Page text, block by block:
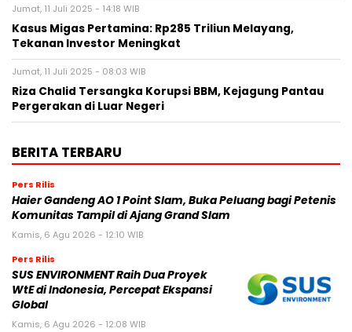
Jumat, 11 Juli 2025 - 14:18 WIB
Kasus Migas Pertamina: Rp285 Triliun Melayang,
Tekanan Investor Meningkat
Jumat, 11 Juli 2025 - 08:03 WIB
Riza Chalid Tersangka Korupsi BBM, Kejagung Pantau
Pergerakan di Luar Negeri
BERITA TERBARU
Pers Rilis
Haier Gandeng AO 1 Point Slam, Buka Peluang bagi Petenis
Komunitas Tampil di Ajang Grand Slam
Kamis, 6 Agu 2026 - 12:10 WIB
Pers Rilis
SUS ENVIRONMENT Raih Dua Proyek
WtE di Indonesia, Percepat Ekspansi
Global
Kamis, 6 Agu 2026 - 12:08 WIB